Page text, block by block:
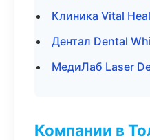
Клиника Vital
Дентал Dental
МедиЛаб Laser
Компании в